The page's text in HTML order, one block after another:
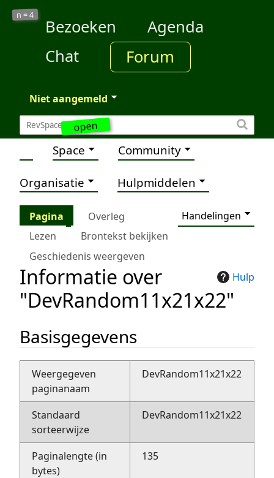
open
n =4
Bezoeken
Agenda
Chat
Forum
Niet aangemeld
Space Community
Organisatie Hulpmiddelen
Pagina Overleg
Handelingen
Lezen
Brontekst bekijken
Geschiedenis weergeven
Hulp
Informatie over
"DevRandom11x21x22"
Basisgegevens
Weergegeven
paginanaam
DevRandom11x21x22
Standaard
sorteerwijze
DevRandom11x21x22
Paginalengte (in
bytes)
135